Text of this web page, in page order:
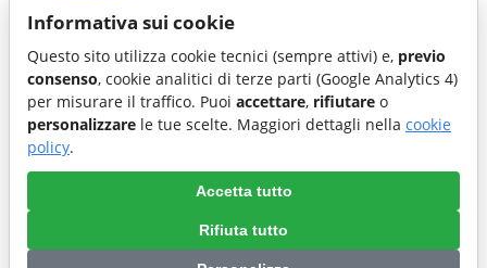
Onlus Rovigo
Onlus Sassari
Onlus Siena
Onlus Siracusa
Onlus Trento
Onlus Treviso
Onlus Udine
Informativa sui cookie
Questo sito utilizza cookie tecnici (sempre attivi) e, previo
consenso, cookie analitici di terze parti (Google Analytics 4)
per misurare il traffico. Puoi accettare, rifiutare o
personalizzare le tue scelte. Maggiori dettagli nella cookie
policy.
Accetta tutto
Rifiuta tutto